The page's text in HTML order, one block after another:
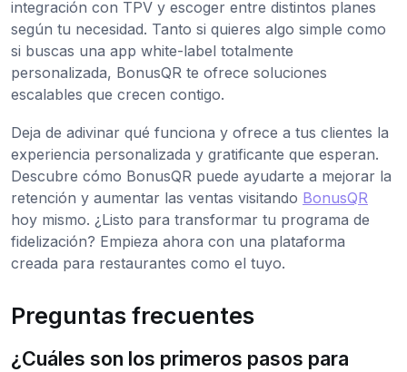
integración con TPV y escoger entre distintos planes
según tu necesidad. Tanto si quieres algo simple como
si buscas una app white-label totalmente
personalizada, BonusQR te ofrece soluciones
escalables que crecen contigo.
Deja de adivinar qué funciona y ofrece a tus clientes la
experiencia personalizada y gratificante que esperan.
Descubre cómo BonusQR puede ayudarte a mejorar la
retención y aumentar las ventas visitando BonusQR
hoy mismo. ¿Listo para transformar tu programa de
fidelización? Empieza ahora con una plataforma
creada para restaurantes como el tuyo.
Preguntas frecuentes
¿Cuáles son los primeros pasos para